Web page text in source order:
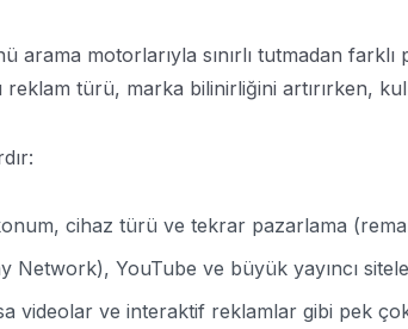
motorlarıyla sınırlı tutmadan
türü, marka bilinirliğini artırırken,
cihaz türü ve tekrar pazarlama
Network), YouTube ve büyük yayıncı
videolar ve interaktif reklamlar gibi pek